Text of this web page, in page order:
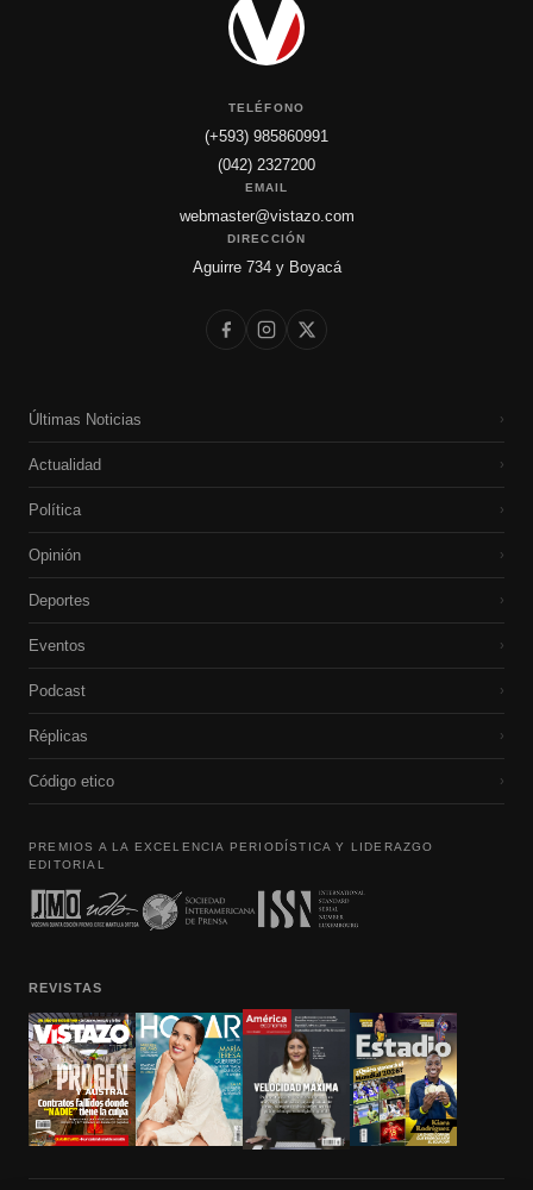
TELÉFONO
(+593) 985860991
(042) 2327200
EMAIL
webmaster@vistazo.com
DIRECCIÓN
Aguirre 734 y Boyacá
Últimas Noticias ›
Actualidad ›
Política ›
Opinión ›
Deportes ›
Eventos ›
Podcast ›
Réplicas ›
Código etico ›
PREMIOS A LA EXCELENCIA PERIODÍSTICA Y LIDERAZGO
EDITORIAL
REVISTAS